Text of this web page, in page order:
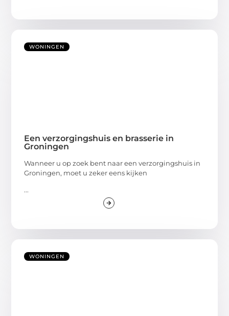
WONINGEN
Een verzorgingshuis en brasserie in
Groningen
Wanneer u op zoek bent naar een verzorgingshuis in
Groningen, moet u zeker eens kijken
...
WONINGEN